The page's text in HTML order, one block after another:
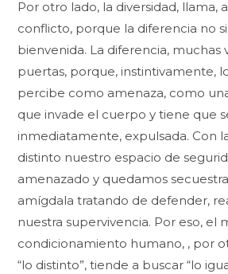
Por otro lado, la diversidad, llama,
conflicto, porque la diferencia no
bienvenida. La diferencia, muchas
puertas, porque, instintivamente,
percibe como amenaza, como
que invade el cuerpo y tiene que
inmediatamente, expulsada. Con
distinto nuestro espacio de
amenazado y quedamos
amígdala tratando de defender,
nuestra supervivencia. Por eso, el
condicionamiento humano, , por
“lo distinto”, tiende a buscar “lo